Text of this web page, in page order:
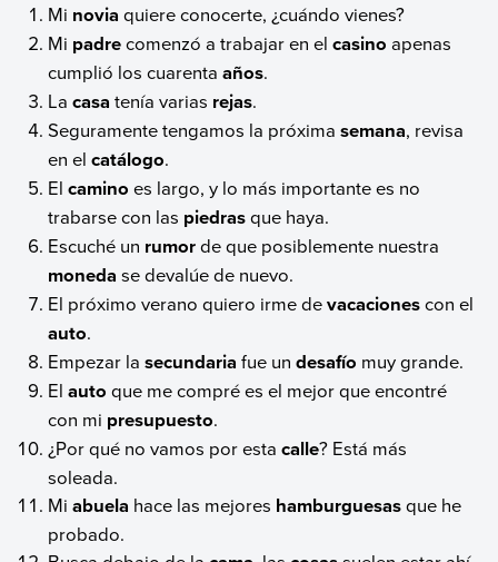
Mi novia quiere conocerte, ¿cuándo vienes?
Mi padrecomenzó a trabajar en elcasino apenas
cumplió los cuarentaaños.
Lacasa tenía varias rejas.
Seguramente tengamos la próximasemana, revisa
en elcatálogo.
Elcamino es largo, y lo más importante es no
trabarse con las piedrasque haya.
Escuché un rumorde que posiblemente nuestra
moneda se devalúe de nuevo.
El próximo verano quiero irme devacacionescon el
auto.
Empezar lasecundaria fue undesafío muy grande.
Elauto que me compré es el mejor que encontré
con mi presupuesto.
¿Por qué no vamos por estacalle? Está más
soleada.
Miabuela hace las mejores hamburguesasque he
probado.